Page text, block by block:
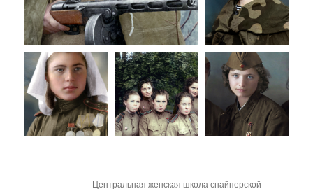
Центральная женская школа снайперской